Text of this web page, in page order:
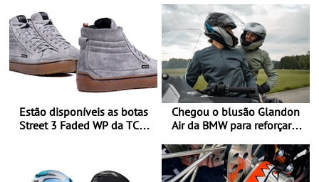
Estão disponíveis as botas
Street 3 Faded WP da TCX
Chegou o blusão Glandon
Air da BMW para reforçar
verão